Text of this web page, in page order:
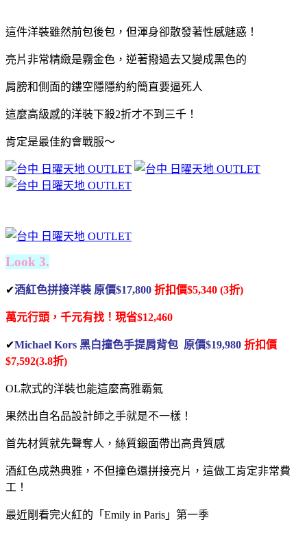
這件洋裝雖然前包後包，但渾身卻散發著性感魅惑！
亮片非常精緻是霧金色，逆著撥過去又變成黑色的
肩膀和側面的鏤空隱隱約約簡直要逼死人
這麼高級感的洋裝下殺2折才不到三千！
肯定是最佳約會戰服～
Look 3.
✔酒紅色拼接洋裝 原價$17,800 折扣價$5,340 (3折)
萬元行頭，千元有找！ 現省$12,460
✔Michael Kors 黑白撞色手提肩背包 原價$19,980 折扣價
$7,592(3.8折)
OL款式的洋裝也能這麼高雅霸氣
果然出自名品設計師之手就是不一樣！
首先材質就先聲奪人，絲質鍛面帶出高貴質感
酒紅色成熟典雅， 不但撞色還拼接亮片，這做工肯定非常費
工！
最近剛看完火紅的「Emily in Paris」第一季